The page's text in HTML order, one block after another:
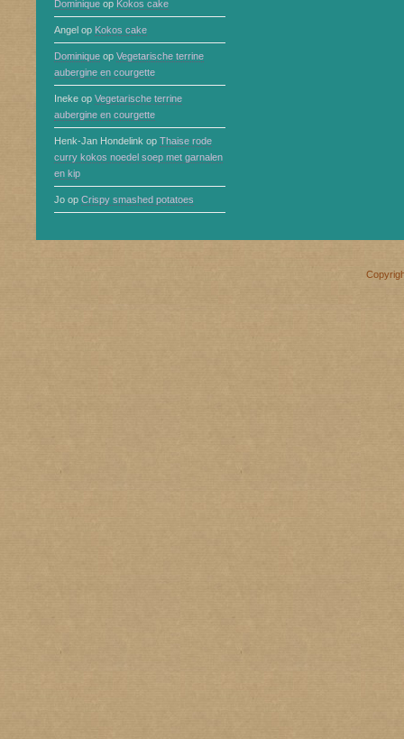
Dominique op Kokos cake
Angel op Kokos cake
Dominique op Vegetarische terrine
aubergine en courgette
Ineke op Vegetarische terrine
aubergine en courgette
Henk-Jan Hondelink op Thaise rode
curry kokos noedel soep met garnalen
en kip
Jo op Crispy smashed potatoes